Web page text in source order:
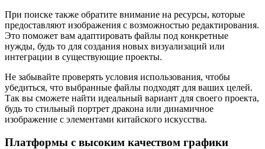
При поиске также обратите внимание на ресурсы, которые
предоставляют изображения с возможностью редактирования.
Это поможет вам адаптировать файлы под конкретные
нужды, будь то для создания новых визуализаций или
интеграции в существующие проекты.
Не забывайте проверять условия использования, чтобы
убедиться, что выбранные файлы подходят для ваших целей.
Так вы сможете найти идеальный вариант для своего проекта,
будь то стильный портрет дракона или динамичное
изображение с элементами китайского искусства.
Платформы с высоким качеством графики